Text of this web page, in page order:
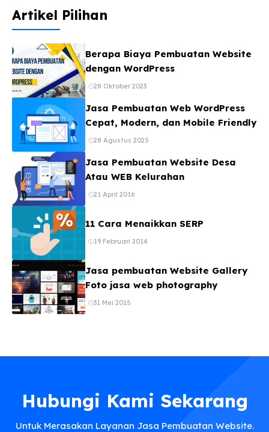
anda, Website adalah media internet yang siap
di akses dari manapun, tidak terpengaruh oleh
jarak geografis dan dapat menyebarkan
informasi realtime. Manfaat inilah yang
menyebabkan banyak bisnis perorangan, ...
Artikel Pilihan
Berapa Biaya Pembuatan Website
dengan WordPress
28 Oktober 2023
Jasa Pembuatan Web WordPress
Cepat, Modern, dan Mobile Friendly
28 Agustus 2025
Jasa Pembuatan Website Desa
Atau WEB Kelurahan
21 April 2016
11 Cara Menaikkan SERP
19 Februari 2014
Jasa pembuatan Website Gallery
Foto jasa web photography
31 Mei 2015
Hubungi Kami Sekarang
Untuk Merasakan Layanan Jasa Pembuatan Website.